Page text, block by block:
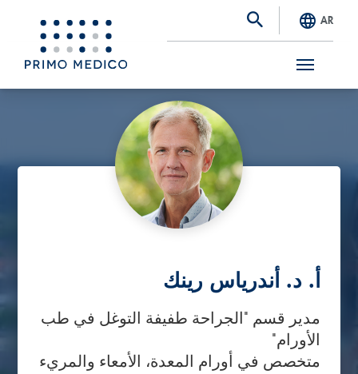
S
AR
أ. د. أندرياس رينك
مدير قسم "الجراحة طفيفة التوغل في طب
الأورام"
متخصص في أورام المعدة، الأمعاء والمريء